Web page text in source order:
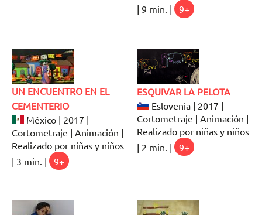
| 9 min. |
9+
UN ENCUENTRO EN EL
CEMENTERIO
México | 2017 |
Cortometraje | Animación |
Realizado por niñas y niños
| 3 min. |
9+
ESQUIVAR LA PELOTA
Eslovenia | 2017 |
Cortometraje | Animación |
Realizado por niñas y niños
| 2 min. |
9+